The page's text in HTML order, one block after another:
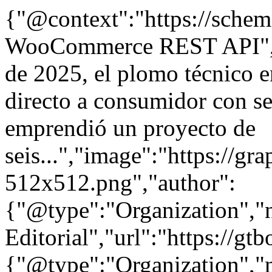
{"@context":"https://
WooCommerce REST
de 2025, el plomo técnico
directo a consumidor con
emprendió un proyecto de
seis...","image":"https://
512x512.png","author":
Editorial","url":"https://